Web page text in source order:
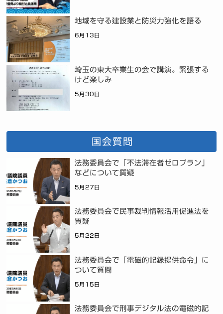
地域を守る建設業と防災力強化を語る
6月13日
埼玉の東大卒業生の会で講演。緊張する
けど楽しみ
5月30日
国会質問
法務委員会で「不法滞在者ゼロプラン」
などについて質疑
5月27日
法務委員会で民事裁判情報活用促進法を
質疑
5月22日
法務委員会で「電磁的記録提供命令」に
ついて質問
5月15日
法務委員会で刑事デジタル法の電磁的記